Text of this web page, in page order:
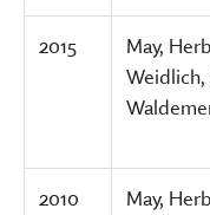
2015
May,
Weidlich,
2010
May,